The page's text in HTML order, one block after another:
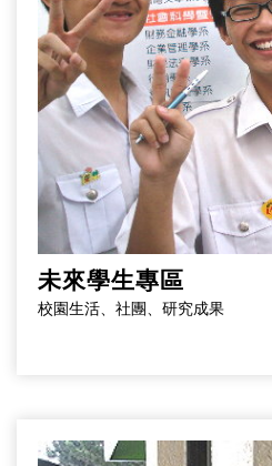
未來學生專區
校園生活、社團、研究成果